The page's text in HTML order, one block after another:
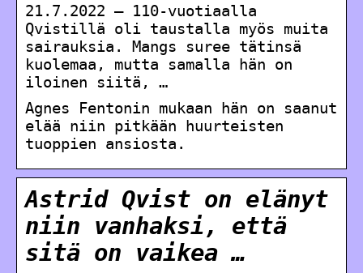
21.7.2022 — 110-vuotiaalla
Qvistillä oli taustalla myös muita
sairauksia. Mangs suree tätinsä
kuolemaa, mutta samalla hän on
iloinen siitä, …
Agnes Fentonin mukaan hän on saanut
elää niin pitkään huurteisten
tuoppien ansiosta.
Astrid Qvist on elänyt
niin vanhaksi, että
sitä on vaikea …